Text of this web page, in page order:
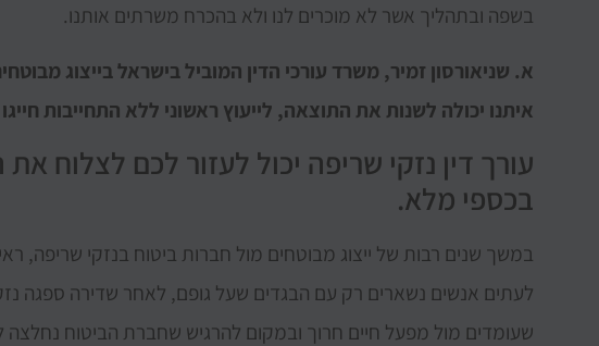
בשפה ובתהליך אשר לא מוכרים לנו ולא בהכרח משרתים אותנו.
א. שניאורסון זמיר, משרד עורכי הדין המוביל בישראל בייצוג
איתנו יכולה לשנות את התוצאה, לייעוץ ראשוני ללא התחייבות חייגו
עורך דין נזקי שריפה יכול לעזור לכם לצלוח
בכספי מלא.
במשך שנים רבות של ייצוג מבוטחים מול חברות ביטוח בנזקי שריפה,
לעתים אנשים נשארים רק עם הבגדים שעל גופם, לאחר שדירה ספגה
שעומדים מול מפעל חיים חרוך ובמקום להרגיש שחברת הביטוח נחלצה